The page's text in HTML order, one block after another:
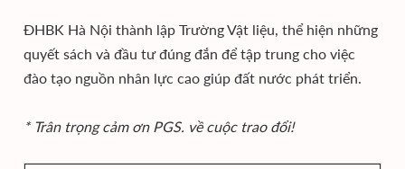
ĐHBK Hà Nội thành lập Trường Vật liệu, thể hiện những
quyết sách và đầu tư đúng đắn để tập trung cho việc
đào tạo nguồn nhân lực cao giúp đất nước phát triển.
* Trân trọng cảm ơn PGS. về cuộc trao đổi!